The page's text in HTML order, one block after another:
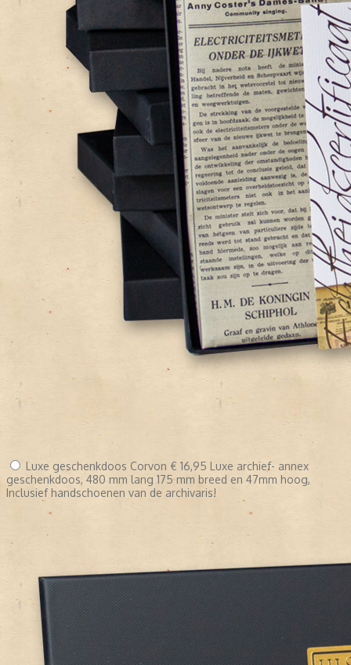
Luxe geschenkdoos Corvon € 16,95 Luxe archief- annex
geschenkdoos, 480 mm lang 175 mm breed en 47mm hoog,
Inclusief handschoenen van de archivaris!